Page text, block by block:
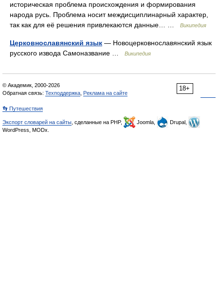
историческая проблема происхождения и формирования
народа русь. Проблема носит междисциплинарный характер,
так как для её решения привлекаются данные… …
Википедия
Церковнославянский язык — Новоцерковнославянский язык
русского извода Самоназвание …
Википедия
18+
© Академик, 2000-2026
Обратная связь: Техподдержка Реклама на сайте
👣 Путешествия
Экспорт словарей на сайты , сделанные на PHP, Joomla,
Drupal,
WordPress, MODx.